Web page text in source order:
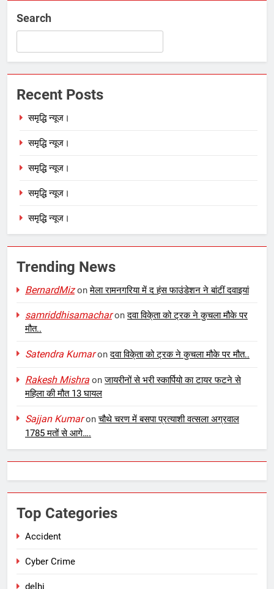
Search
Recent Posts
समृद्धि न्यूज।
समृद्धि न्यूज।
समृद्धि न्यूज।
समृद्धि न्यूज।
समृद्धि न्यूज।
Trending News
BernardMizonमेला रामनगरिया में द हंस फाउंडेशन ने बांटीं दवाइयां
samriddhisamacharonदवा विके्ता को ट्रक ने कुचला मौके पर
मौत..
Satendra Kumaronदवा विके्ता को ट्रक ने कुचला मौके पर मौत..
Rakesh Mishra onजायरीनों से भरी स्कार्पियो का टायर फटने से
महिला की मौत 13 घायल
Sajjan Kumaronचौथे चरण में बसपा प्रत्याशी वत्सला अग्रवाल
1785 मतों से आगे….
Top Categories
Accident
Cyber Crime
delhi